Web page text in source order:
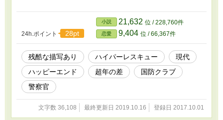
24h.ポイント 28pt
小説 21,632 位 / 228,760件
恋愛 9,404 位 / 66,367件
残酷な描写あり ハイパーレスキュー
現代
ハッピーエンド
超年の差
国防クラブ
警察官
文字数 36,108 最終更新日 2019.10.16 登録日 2017.10.01